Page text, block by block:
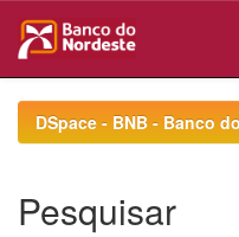
navigationDSpace - BNB - Banco
Pesquisar